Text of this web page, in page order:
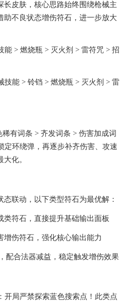
长皮肤，核心思路始终围绕枪械主
助不良状态增伤符石，进一步放大
能 > 燃烧瓶 > 灭火剂 > 雷符咒 > 招
技能 > 铃铛 > 燃烧瓶 > 灭火剂 > 雷
有词条 > 齐发词条 > 伤害加成词
定环绕弹，再逐步补齐伤害、攻速
化。
联动，以下类型符石为最优解：
类符石，直接提升基础输出面板
增伤符石，强化核心输出能力
配合法器减益，稳定触发增伤效果
开局严禁探索蓝色搜索点！此类点